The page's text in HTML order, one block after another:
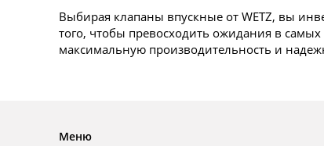
Выбирая клапаны впускные от WETZ, вы
того, чтобы превосходить ожидания в самых
максимальную производительность и
Меню